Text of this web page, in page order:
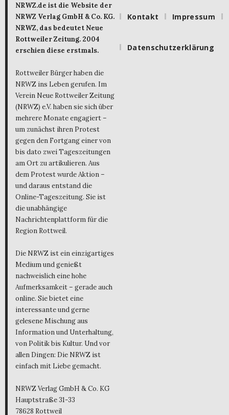
NRWZ.de ist die Website der
NRWZ Verlag GmbH & Co. KG.
NRWZ, das bedeutet Neue
Rottweiler Zeitung. 2004
erschien diese erstmals.
Rottweiler Bürger haben die
NRWZ ins Leben gerufen. Im
Verein Neue Rottweiler Zeitung
(NRWZ) e.V. haben sie sich über
mehrere Monate engagiert –
um zunächst ihren Protest
gegen den Fortgang einer von
bis dato zwei Tageszeitungen
am Ort zu artikulieren. Aus
dem Protest wurde Aktion –
und daraus entstand die
Online-Tageszeitung. Sie ist
die unabhängige
Nachrichtenplattform für die
Region Rottweil.
Die NRWZ ist ein einzigartiges
Medium und genießt
nachweislich eine hohe
Aufmerksamkeit – gerade auch
online. Sie bietet eine
interessante und gerne
gelesene Mischung aus
Information und Unterhaltung,
von Politik bis Kultur. Und vor
allen Dingen: Die NRWZ ist
einfach mit Liebe gemacht.
NRWZ Verlag GmbH & Co. KG
Hauptstraße 31-33
78628 Rottweil
Kontakt Impressum
Datenschutzerklärung